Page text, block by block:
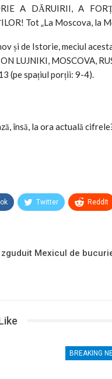
A DĂRUIRII, A
Tot „La Moscova, la
și de Istorie, meciul
LUJNIKI, MOSCOVA,
(pe spațiul porții: 9-4).
însă, la ora actuală
Twitter ReddIt
Mexicul de
BREAKING